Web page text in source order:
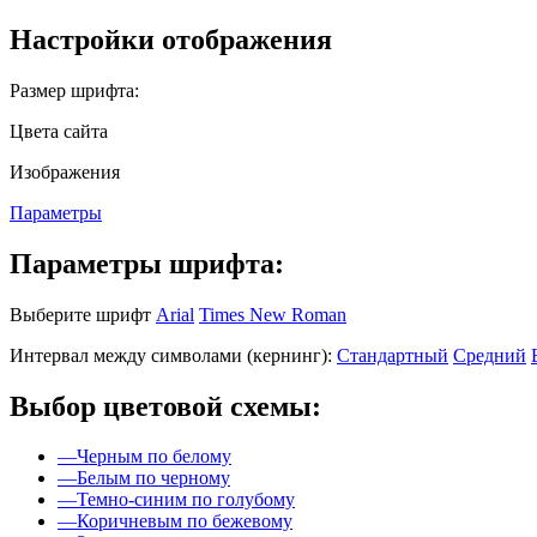
Настройки отображения
Размер шрифта:
Цвета сайта
Изображения
Параметры
Параметры шрифта:
Выберите шрифт Arial Times New Roman
Интервал между символами (кернинг): Стандартный Средний
Выбор цветовой схемы:
—Черным по белому
—Белым по черному
—Темно-синим по голубому
—Коричневым по бежевому